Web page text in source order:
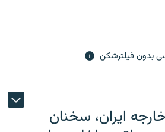
بدون فیلترشکن
ایران، سخنان